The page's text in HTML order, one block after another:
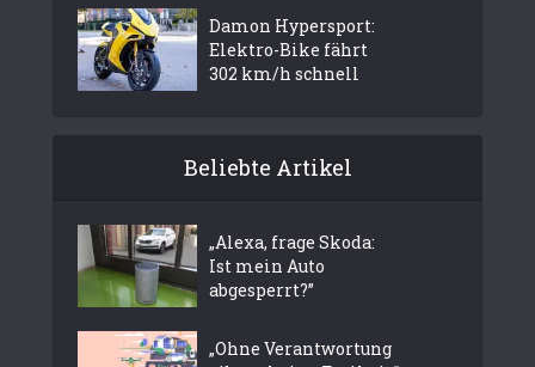
Damon Hypersport:
Elektro-Bike fährt
302 km/h schnell
Beliebte Artikel
„Alexa, frage Skoda:
Ist mein Auto
abgesperrt?”
„Ohne Verantwortung